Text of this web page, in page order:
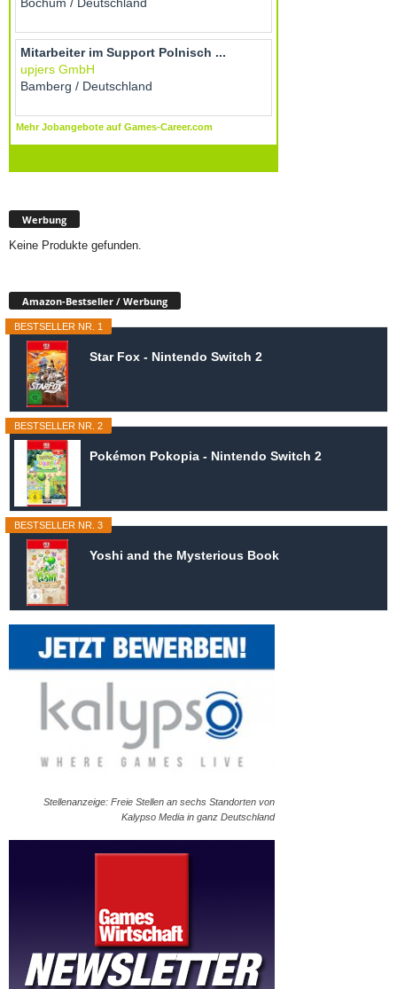
Werbung
Keine Produkte gefunden.
Amazon-Bestseller / Werbung
BESTSELLER NR. 1
Star Fox - Nintendo Switch 2
BESTSELLER NR. 2
Pokémon Pokopia - Nintendo Switch 2
BESTSELLER NR. 3
Yoshi and the Mysterious Book
Stellenanzeige: Freie Stellen an sechs Standorten von
Kalypso Media in ganz Deutschland